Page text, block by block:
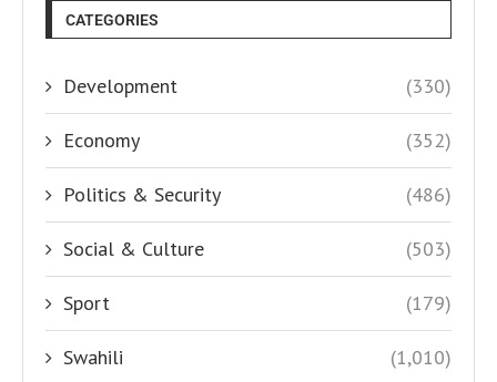
CATEGORIES
Development (330)
Economy (352)
Politics & Security (486)
Social & Culture (503)
Sport (179)
Swahili (1,010)